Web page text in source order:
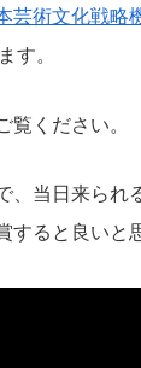
芸術文化戦略
す。
覧ください。
、当日来られ
すると良いと